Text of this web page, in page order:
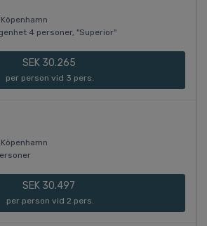
4 personer, "Superior"
SEK 30.265
per person vid 3 pers.
SEK 30.497
per person vid 2 pers.